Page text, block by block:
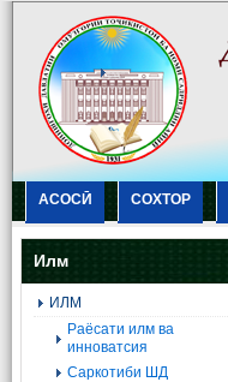
АСОСӢ СОХТОР
Илм
ИЛМ
Раёсати илм ва
инноватсия
Саркотиби ШД